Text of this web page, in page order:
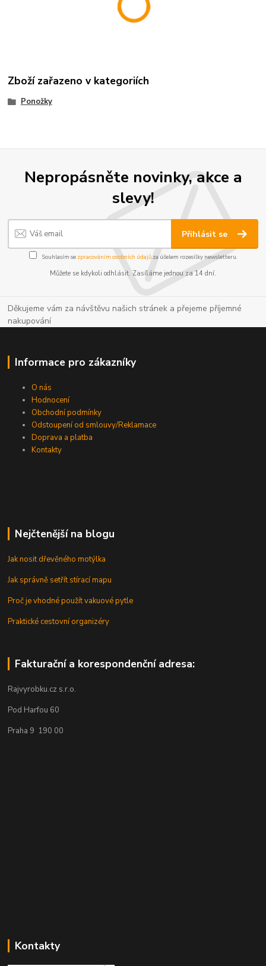
Zboží zařazeno v kategoriích
Ponožky
Nepropásněte novinky, akce a
slevy!
Přihlásit se
Souhlasím se zpracováním osobních údajůza účelem rozesílky newsletteru.
Můžete se kdykoli odhlásit. Zasíláme jednou za 14 dní.
Děkujeme vám za návštěvu našich stránek a přejeme příjemné
nakupování
Informace pro zákazníky
O nás
Hodnocení
Obchodní podmínky
Odstoupení od smlouvy/Reklamace
Doprava a platba
Kontakty
Nejčtenější na blogu
Jak nosit dřevěného motýlka
Jak správně setřít stírací mapu
Proč je vhodné použít vakuové pytle
Praktické cestovní organizéry
Fakturační a korespondenční adresa:
Rajvyrobku.cz s.r.o.
Pod Harfou 60
Praha 9 190 00
Kontakty